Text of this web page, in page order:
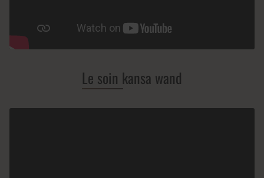
Le soin kansa wand